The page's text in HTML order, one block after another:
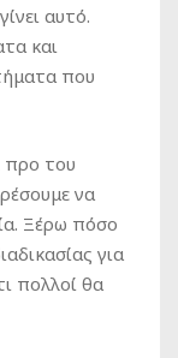
αυτό.
και
που
προ του
να
Ξέρω πόσο
για
πολλοί θα